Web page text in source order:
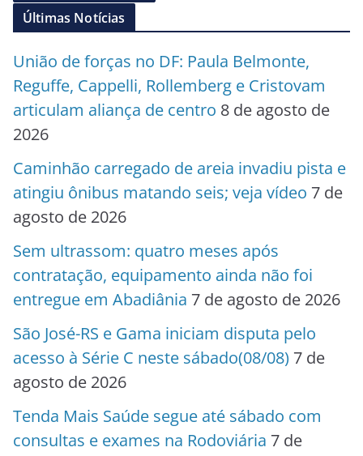
Últimas Notícias
União de forças no DF: Paula Belmonte,
Reguffe, Cappelli, Rollemberg e Cristovam
articulam aliança de centro 8 de agosto de
2026
Caminhão carregado de areia invadiu pista e
atingiu ônibus matando seis; veja vídeo 7 de
agosto de 2026
Sem ultrassom: quatro meses após
contratação, equipamento ainda não foi
entregue em Abadiânia 7 de agosto de 2026
São José-RS e Gama iniciam disputa pelo
acesso à Série C neste sábado(08/08) 7 de
agosto de 2026
Tenda Mais Saúde segue até sábado com
consultas e exames na Rodoviária 7 de